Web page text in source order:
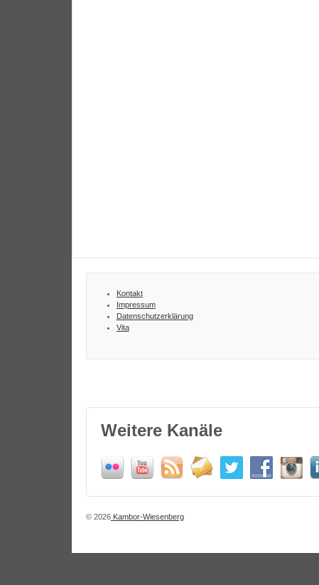
Kontakt
Impressum
Datenschutzerklärung
Vita
Weitere Kanäle
© 2026Kambor-Wiesenberg